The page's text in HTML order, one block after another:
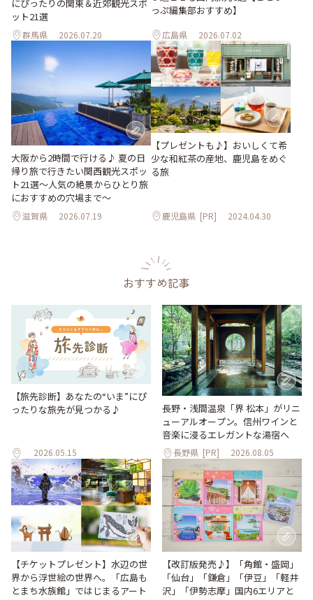
にぴったりの関東＆近郊観光スポ
ット21選
群馬県 2026.07.20
っぷ編集部おすすめ】
広島県 2026.07.02
大阪から2時間で行ける♪ 夏の日
帰り旅で行きたい関西観光スポッ
ト21選～人気の絶景からひとり旅
におすすめの穴場まで～
滋賀県 2026.07.19
【プレゼントも♪】おいしくて希
少な和紅茶の産地、鹿児島をめぐ
る旅
鹿児島県 [PR] 2024.04.30
おすすめ記事
【旅先診断】あなたの“いま”にぴ
ったりな旅先が見つかる♪
2026.05.15
長野・浅間温泉「界 松本」がリニ
ューアルオープン。信州ワインと
音楽に浸るエレガントな湯宿へ
長野県 [PR] 2026.08.05
【チケットプレゼント】水辺の世
界から浮世絵の世界へ。「広島も
とまち水族館」ではじまるアート
【改訂版発売♪】「角館・盛岡」
「仙台」「鎌倉」「伊豆」「軽井
沢」「伊勢志摩」国内6エリアと